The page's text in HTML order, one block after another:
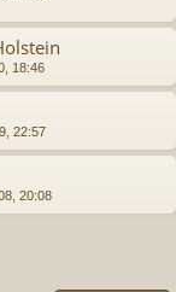
18:46
22:57
20:08